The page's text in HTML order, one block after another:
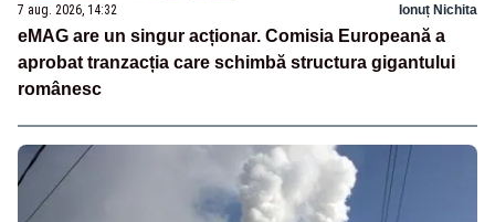
7 aug. 2026, 14:32 Ionuț Nichita
eMAG are un singur acționar. Comisia Europeană a
aprobat tranzacția care schimbă structura gigantului
românesc